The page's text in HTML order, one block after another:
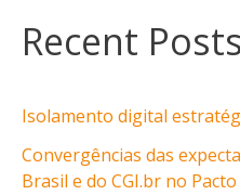
Latina
Recent Posts
Isolamento digital
Convergências das
Brasil e do CGI.br no